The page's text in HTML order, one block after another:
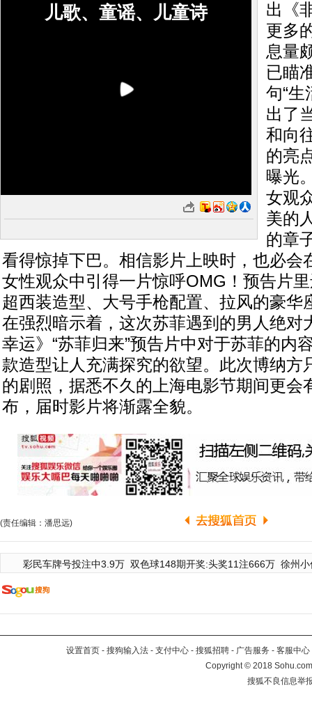
儿歌、童谣、儿童诗
出《
更多
息量
已瞄
句“生
出了
和向
的亮
曝光
女观
美的
的章
看得惊掉下巴。相信影片上映时，也必会
女性观众中引得一片惊呼OMG！预告片
超西装造型、大号手枪配置、拉风的豪华
在强烈暗示着，这次苏菲遇到的男人绝对
幸运》“苏菲归来”预告片中对于苏菲的内
款造型让人充满探究的欲望。此次博纳方
的剧照，据悉不久的上海电影节期间更会
布，届时影片将渐露全貌。
(责任编辑：潘思远)
彩民车牌号投注中3.9万 双色球148期开奖:头奖11注666万 徐州
设置首页 - 搜狗输入法 - 支付中心 - 搜狐招聘 - 广告服务 - 客服中心
Copyright©2018
搜狐不良信息举